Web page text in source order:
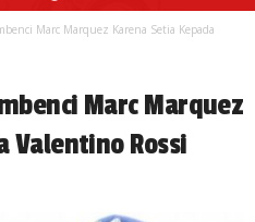
Marc Marquez Karena Setia Kepada
Marc Marquez
Valentino Rossi